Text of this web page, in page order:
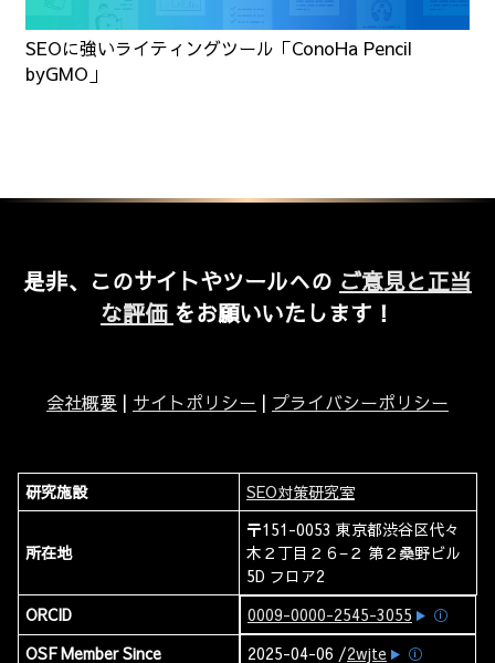
SEOに強いライティングツール「ConoHa Pencil
byGMO」
是非、このサイトやツールへの ご意見と正当
な評価 をお願いいたします！
会社概要 | サイトポリシー | プライバシーポリシー
研究施設 SEO対策研究室
所在地
〒151-0053 東京都渋谷区代々
木２丁目２６−２ 第２桑野ビル
5D フロア2
ORCID
0009-0000-2545-3055
ⓘ
OSF Member Since
2025-04-06 /2wjte ⓘ